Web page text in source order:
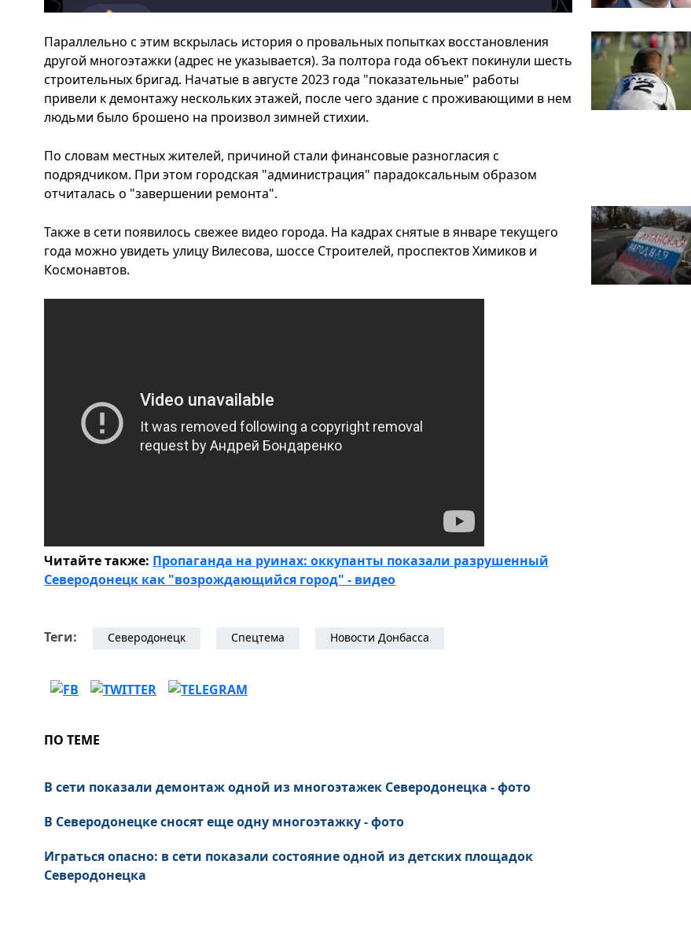
Параллельно с этим вскрылась история о провальных попытках восстановления
другой многоэтажки (адрес не указывается). За полтора года объект покинули шесть
строительных бригад. Начатые в августе 2023 года "показательные" работы
привели к демонтажу нескольких этажей, после чего здание с проживающими в нем
людьми было брошено на произвол зимней стихии.
По словам местных жителей, причиной стали финансовые разногласия с
подрядчиком. При этом городская "администрация" парадоксальным образом
отчиталась о "завершении ремонта".
Также в сети появилось свежее видео города. На кадрах снятые в январе текущего
года можно увидеть улицу Вилесова, шоссе Строителей, проспектов Химиков и
Космонавтов.
Читайте также: Пропаганда на руинах: оккупанты показали разрушенный
Северодонецк как "возрождающийся город" - видео
Теги: Северодонецк Спецтема Новости Донбасса
ПО ТЕМЕ
В сети показали демонтаж одной из многоэтажек Северодонецка - фото
В Северодонецке сносят еще одну многоэтажку - фото
Играться опасно: в сети показали состояние одной из детских площадок
Северодонецка